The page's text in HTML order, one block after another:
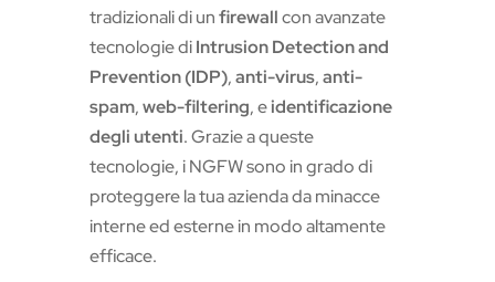
tradizionali di unfirewallcon avanzate
tecnologie diIntrusion Detection and
Prevention (IDP),anti-virus,anti-
spam,web-filtering, eidentificazione
degli utenti. Grazie a queste
tecnologie, i NGFW sono in grado di
proteggere la tua azienda da minacce
interne ed esterne in modo altamente
efficace.